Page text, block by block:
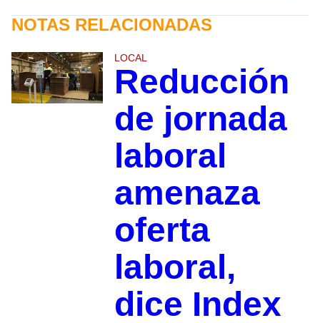
NOTAS RELACIONADAS
LOCAL
Reducción
de jornada
laboral
amenaza
oferta
laboral,
dice Index